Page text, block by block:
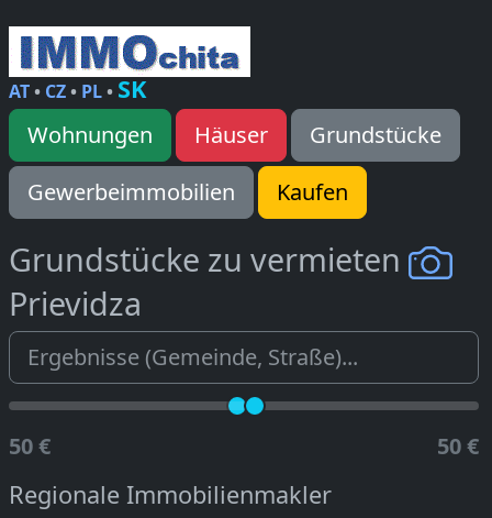
AT• CZ• PL• SK
Wohnungen Häuser
Grundstücke
Gewerbeimmobilien
Kaufen
Grundstücke zu vermieten
Prievidza
50 € 50 €
Regionale Immobilienmakler